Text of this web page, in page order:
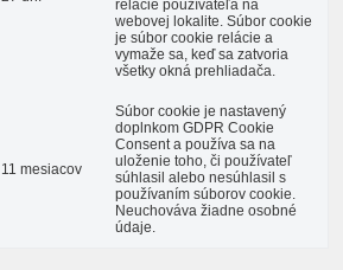
relácie používateľa na
webovej lokalite. Súbor cookie
je súbor cookie relácie a
vymaže sa, keď sa zatvoria
všetky okná prehliadača.
11 mesiacov
Súbor cookie je nastavený
doplnkom GDPR Cookie
Consent a používa sa na
uloženie toho, či používateľ
súhlasil alebo nesúhlasil s
používaním súborov cookie.
Neuchováva žiadne osobné
údaje.